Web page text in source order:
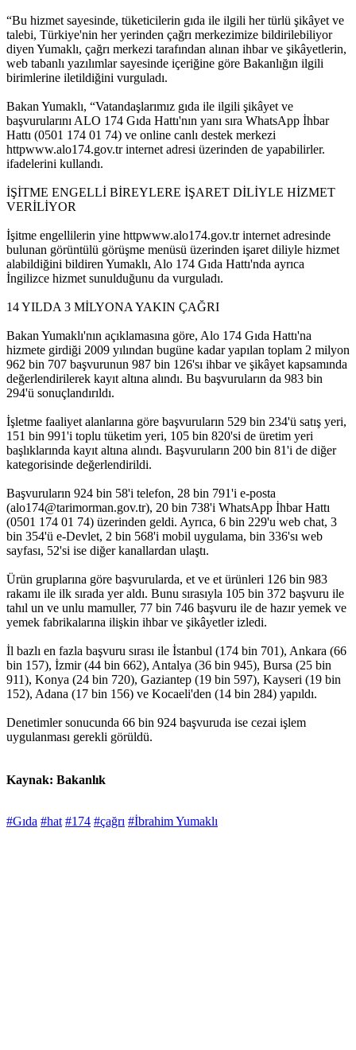
“Bu hizmet sayesinde, tüketicilerin gıda ile ilgili her türlü şikâyet ve
talebi, Türkiye'nin her yerinden çağrı merkezimize bildirilebiliyor
diyen Yumaklı, çağrı merkezi tarafından alınan ihbar ve şikâyetlerin,
web tabanlı yazılımlar sayesinde içeriğine göre Bakanlığın ilgili
birimlerine iletildiğini vurguladı.
Bakan Yumaklı, “Vatandaşlarımız gıda ile ilgili şikâyet ve
başvurularını ALO 174 Gıda Hattı'nın yanı sıra WhatsApp İhbar
Hattı (0501 174 01 74) ve online canlı destek merkezi
httpwww.alo174.gov.tr internet adresi üzerinden de yapabilirler.
ifadelerini kullandı.
İŞİTME ENGELLİ BİREYLERE İŞARET DİLİYLE HİZMET
VERİLİYOR
İşitme engellilerin yine httpwww.alo174.gov.tr internet adresinde
bulunan görüntülü görüşme menüsü üzerinden işaret diliyle hizmet
alabildiğini bildiren Yumaklı, Alo 174 Gıda Hattı'nda ayrıca
İngilizce hizmet sunulduğunu da vurguladı.
14 YILDA 3 MİLYONA YAKIN ÇAĞRI
Bakan Yumaklı'nın açıklamasına göre, Alo 174 Gıda Hattı'na
hizmete girdiği 2009 yılından bugüne kadar yapılan toplam 2 milyon
962 bin 707 başvurunun 987 bin 126'sı ihbar ve şikâyet kapsamında
değerlendirilerek kayıt altına alındı. Bu başvuruların da 983 bin
294'ü sonuçlandırıldı.
İşletme faaliyet alanlarına göre başvuruların 529 bin 234'ü satış yeri,
151 bin 991'i toplu tüketim yeri, 105 bin 820'si de üretim yeri
başlıklarında kayıt altına alındı. Başvuruların 200 bin 81'i de diğer
kategorisinde değerlendirildi.
Başvuruların 924 bin 58'i telefon, 28 bin 791'i e-posta
(alo174@tarimorman.gov.tr), 20 bin 738'i WhatsApp İhbar Hattı
(0501 174 01 74) üzerinden geldi. Ayrıca, 6 bin 229'u web chat, 3
bin 354'ü e-Devlet, 2 bin 568'i mobil uygulama, bin 336'sı web
sayfası, 52'si ise diğer kanallardan ulaştı.
Ürün gruplarına göre başvurularda, et ve et ürünleri 126 bin 983
rakamı ile ilk sırada yer aldı. Bunu sırasıyla 105 bin 372 başvuru ile
tahıl un ve unlu mamuller, 77 bin 746 başvuru ile de hazır yemek ve
yemek fabrikalarına ilişkin ihbar ve şikâyetler izledi.
İl bazlı en fazla başvuru sırası ile İstanbul (174 bin 701), Ankara (66
bin 157), İzmir (44 bin 662), Antalya (36 bin 945), Bursa (25 bin
911), Konya (24 bin 720), Gaziantep (19 bin 597), Kayseri (19 bin
152), Adana (17 bin 156) ve Kocaeli'den (14 bin 284) yapıldı.
Denetimler sonucunda 66 bin 924 başvuruda ise cezai işlem
uygulanması gerekli görüldü.
Kaynak: Bakanlık
#Gıda #hat #174 #çağrı #İbrahim Yumaklı